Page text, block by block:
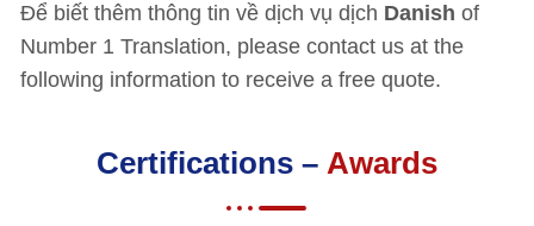
Để biết thêm thông tin về dịch vụ dịch Danish of
Number 1 Translation, please contact us at the
following information to receive a free quote.
Certifications – Awards